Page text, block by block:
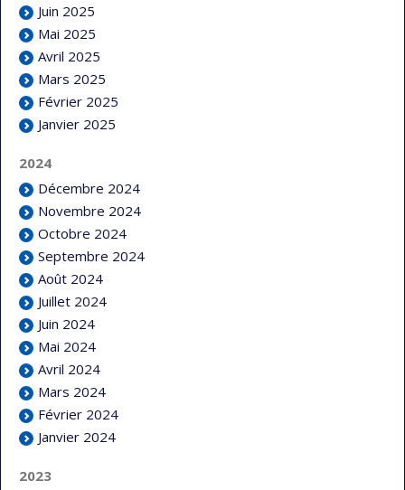
Juin 2025
Mai 2025
Avril 2025
Mars 2025
Février 2025
Janvier 2025
2024
Décembre 2024
Novembre 2024
Octobre 2024
Septembre 2024
Août 2024
Juillet 2024
Juin 2024
Mai 2024
Avril 2024
Mars 2024
Février 2024
Janvier 2024
2023